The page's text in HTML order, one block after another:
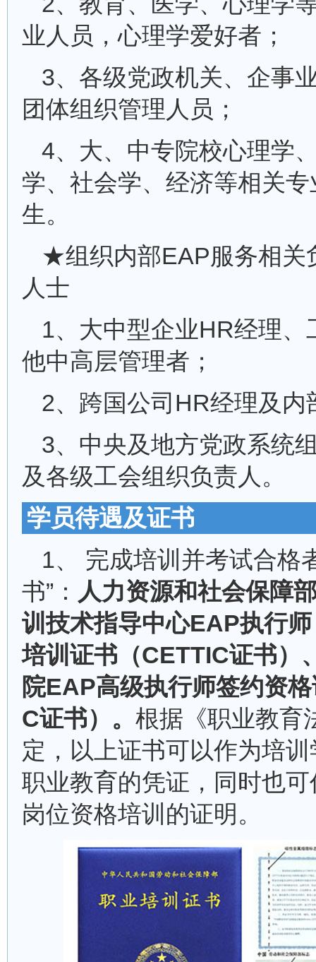
业人员，心理学爱好者；
3、各级党政机关、企事
团体组织管理人员；
4、大、中专院校心理学
学、社会学、经济等相关
生。
★组织内部EAP服务相关
人士
1、大中型企业HR经理、
他中高层管理者；
2、跨国公司HR经理及内
3、中央及地方党政系统
及各级工会组织负责人。
学员待遇及证书
1、 完成培训并考试合格
书”： 人力资源和社会保障
训技术指导中心EAP执行
培训证书（CETTIC证书）
院EAP高级执行师签约资
C证书）。 根据《职业教育
定，以上证书可以作为培
职业教育的凭证，同时也
岗位资格培训的证明。